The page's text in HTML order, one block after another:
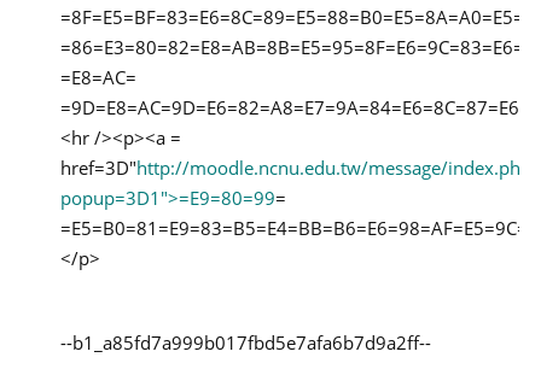
=E8=AC=
<hr /><p><a =
href=3D"http://moodle.ncnu.edu.tw/message/index.php?
popup=3D1">=E9=80=99=
</p>
--b1_a85fd7a999b017fbd5e7afa6b7d9a2ff--